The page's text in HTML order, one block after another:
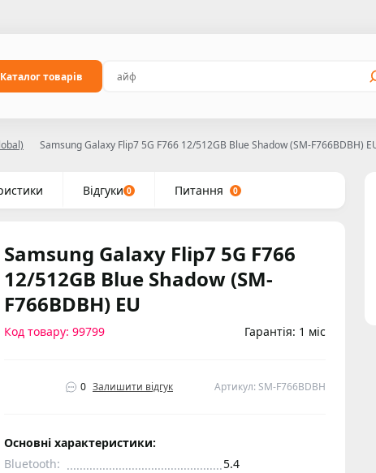
Каталог товарів
Samsung Galaxy Flip7 5G F766 12/512GB Blue Shadow (SM-F766BDBH)
Відгуки 0 Питання 0
Samsung Galaxy Flip7 5G F766
12/512GB Blue Shadow (SM-
F766BDBH) EU
Код товару: 99799 Гарантія: 1 міс
0 Залишити відгук Артикул: SM-F766BDBH
Основні характеристики:
Bluetooth:
5.4